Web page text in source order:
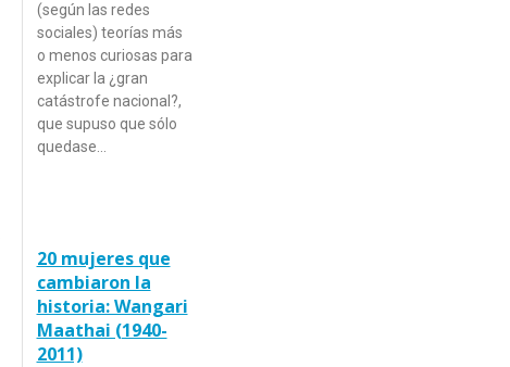
(según las redes
sociales) teorías más
o menos curiosas para
explicar la ¿gran
catástrofe nacional?,
que supuso que sólo
quedase…
20 mujeres que
cambiaron la
historia: Wangari
Maathai (1940-
2011)